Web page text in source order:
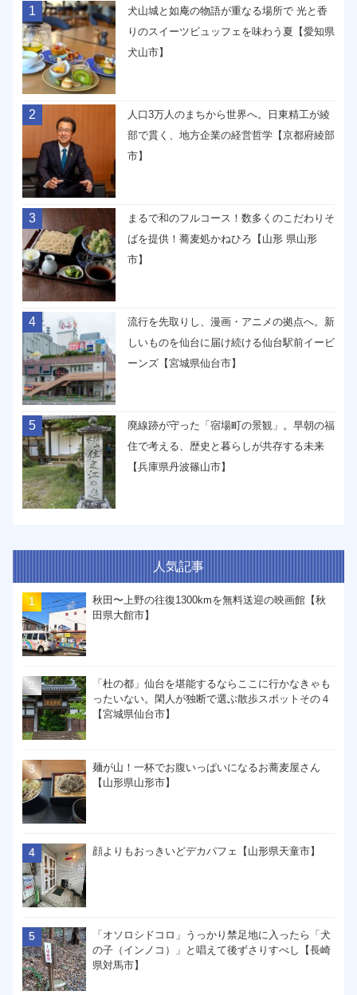
1
犬山城と如庵の物語が重なる場所で 光と香
りのスイーツビュッフェを味わう夏【愛知県
犬山市】
2
人口3万人のまちから世界へ。日東精工が綾
部で貫く、地方企業の経営哲学【京都府綾部
市】
3
まるで和のフルコース！数多くのこだわりそ
ばを提供！蕎麦処かねひろ【山形 県山形
市】
4
流行を先取りし、漫画・アニメの拠点へ。新
しいものを仙台に届け続ける仙台駅前イービ
ーンズ【宮城県仙台市】
5
廃線跡が守った「宿場町の景観」。早朝の福
住で考える、歴史と暮らしが共存する未来
【兵庫県丹波篠山市】
人気記事
秋田〜上野の往復1300kmを無料送迎の映画館【秋
田県大館市】
「杜の都」仙台を堪能するならここに行かなきゃも
ったいない。閑人が独断で選ぶ散歩スポットその４
【宮城県仙台市】
麺が山！一杯でお腹いっぱいになるお蕎麦屋さん
【山形県山形市】
顔よりもおっきいどデカパフェ【山形県天童市】
「オソロシドコロ」うっかり禁足地に入ったら「犬
の子（インノコ）」と唱えて後ずさりすべし【長崎
県対馬市】